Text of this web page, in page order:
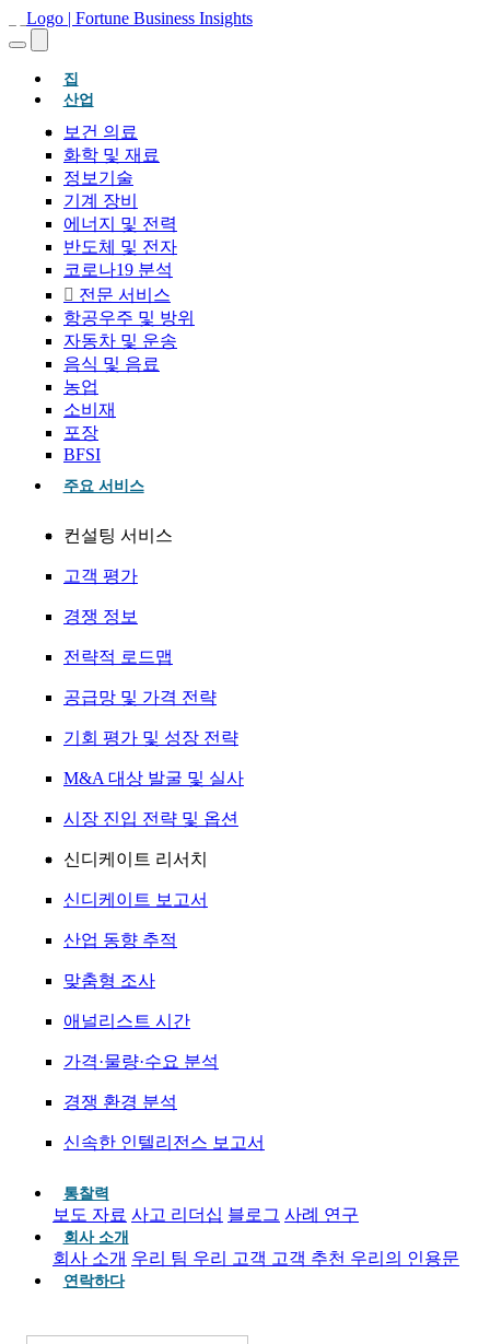
집(현재의)
산업
보건 의료
화학 및 재료
정보기술
기계 장비
에너지 및 전력
반도체 및 전자
코로나19 분석
전문 서비스
항공우주 및 방위
자동차 및 운송
음식 및 음료
농업
소비재
포장
BFSI
주요 서비스
컨설팅 서비스
고객 평가
경쟁 정보
전략적 로드맵
공급망 및 가격 전략
기회 평가 및 성장 전략
M&A 대상 발굴 및 실사
시장 진입 전략 및 옵션
신디케이트 리서치
신디케이트 보고서
산업 동향 추적
맞춤형 조사
애널리스트 시간
가격·물량·수요 분석
경쟁 환경 분석
신속한 인텔리전스 보고서
통찰력
보도 자료 사고 리더십 블로그 사례 연구
회사 소개
회사 소개 우리 팀 우리 고객 고객 추천 우리의 인용문
연락하다